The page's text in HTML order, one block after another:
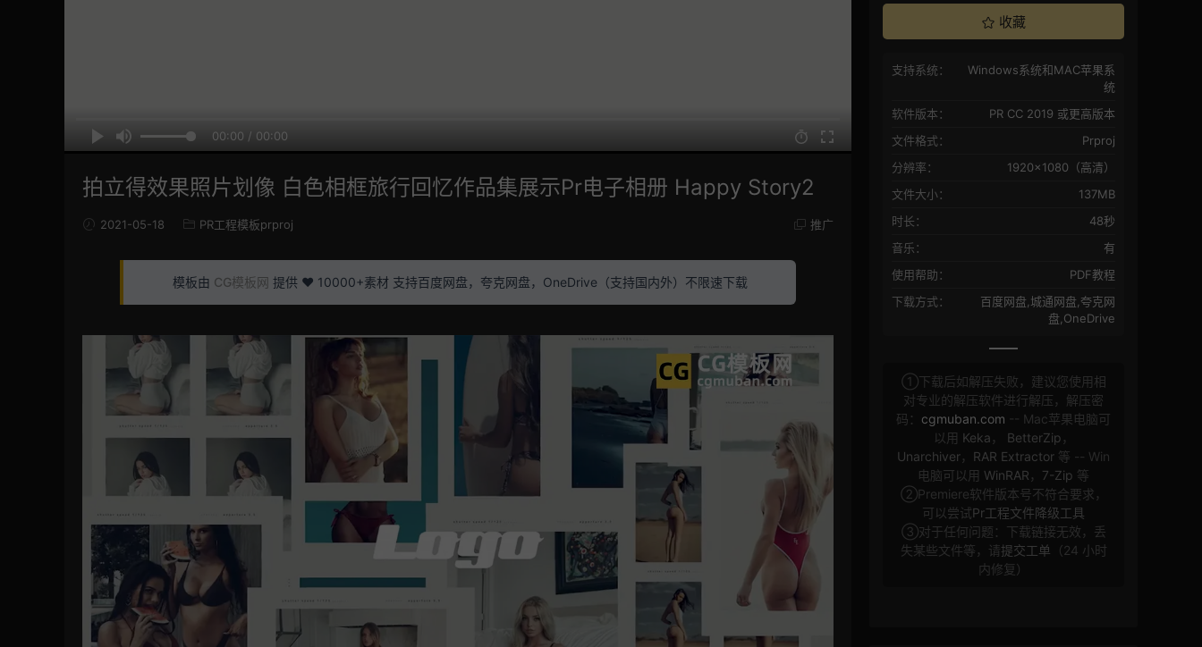
00:00 / 00:00
拍立得效果照片划像 白色相框旅行回忆作品集展示Pr电子相册 Happy Story2
2021-05-18 PR工程模板prproj 推广
模板由 CG模板网 提供 ❤️ 10000+素材 支持百度网盘，夸克网盘，OneDrive（支持国内外）不限速下载
收藏
支持系统：
Windows系统和MAC苹果系
统
软件版本：
PR CC 2019 或更高版本
文件格式：
Prproj
分辨率：
1920×1080（高清）
文件大小：
137MB
时长：
48秒
音乐：
有
使用帮助：
PDF教程
下载方式：
百度网盘,城通网盘,夸克网
盘,OneDrive
①下载后如解压失败，建议您使用相
对专业的解压软件进行解压，解压密
码： cgmuban.com -- Mac苹果电脑可
以用 Keka ， BetterZip ，
Unarchiver， RAR Extractor 等 -- Win
电脑可以用 WinRAR ， 7-Zip 等
②Premiere软件版本号不符合要求，
可以尝试Pr工程文件降级工具
③对于任何问题：下载链接无效，丢
失某些文件等，请提交工单 （24 小时
内修复）